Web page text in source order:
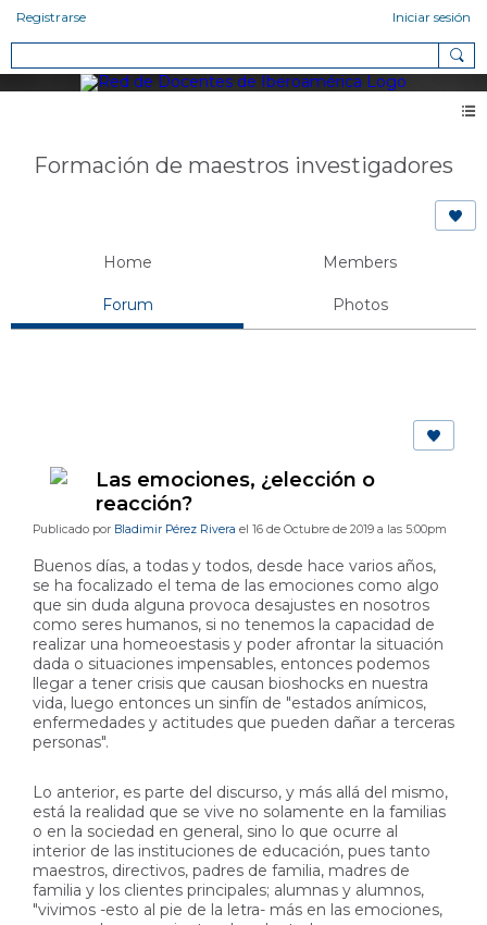
Registrarse Iniciar sesión
Formación de maestros investigadores
Home Members
Forum Photos
Las emociones, ¿elección o
reacción?
Publicado por Bladimir Pérez Rivera el 16 de Octubre de 2019 a las 5:00pm
Buenos días, a todas y todos, desde hace varios años,
se ha focalizado el tema de las emociones como algo
que sin duda alguna provoca desajustes en nosotros
como seres humanos, si no tenemos la capacidad de
realizar una homeoestasis y poder afrontar la situación
dada o situaciones impensables, entonces podemos
llegar a tener crisis que causan bioshocks en nuestra
vida, luego entonces un sinfín de "estados anímicos,
enfermedades y actitudes que pueden dañar a terceras
personas".
Lo anterior, es parte del discurso, y más allá del mismo,
está la realidad que se vive no solamente en la familias
o en la sociedad en general, sino lo que ocurre al
interior de las instituciones de educación, pues tanto
maestros, directivos, padres de familia, madres de
familia y los clientes principales; alumnas y alumnos,
"vivimos -esto al pie de la letra- más en las emociones,